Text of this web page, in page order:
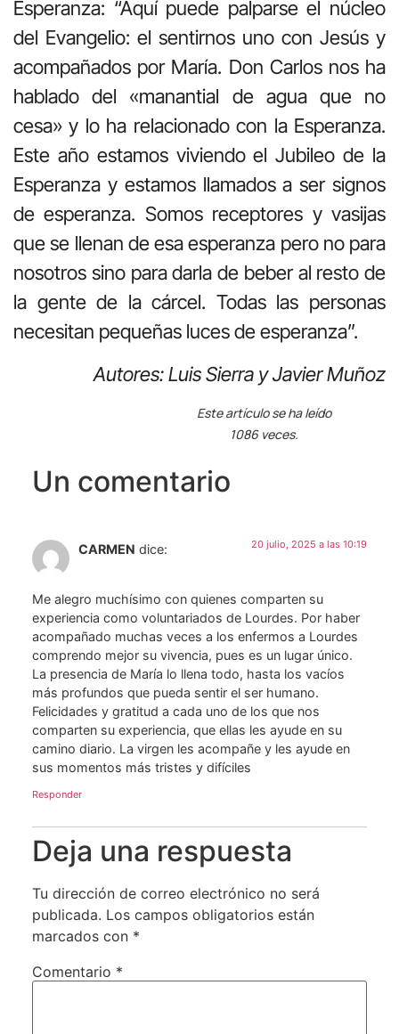
Esperanza: “Aquí puede palparse el núcleo
del Evangelio: el sentirnos uno con Jesús y
acompañados por María. Don Carlos nos ha
hablado del «manantial de agua que no
cesa» y lo ha relacionado con la Esperanza.
Este año estamos viviendo el Jubileo de la
Esperanza y estamos llamados a ser signos
de esperanza. Somos receptores y vasijas
que se llenan de esa esperanza pero no para
nosotros sino para darla de beber al resto de
la gente de la cárcel. Todas las personas
necesitan pequeñas luces de esperanza”.
Autores: Luis Sierra y Javier Muñoz
Este artículo se ha leído
1086 veces.
Un comentario
CARMEN dice: 20 julio, 2025 a las 10:19
Me alegro muchísimo con quienes comparten su
experiencia como voluntariados de Lourdes. Por haber
acompañado muchas veces a los enfermos a Lourdes
comprendo mejor su vivencia, pues es un lugar único.
La presencia de María lo llena todo, hasta los vacíos
más profundos que pueda sentir el ser humano.
Felicidades y gratitud a cada uno de los que nos
comparten su experiencia, que ellas les ayude en su
camino diario. La virgen les acompañe y les ayude en
sus momentos más tristes y difíciles
Responder
Deja una respuesta
Tu dirección de correo electrónico no será
publicada. Los campos obligatorios están
marcados con *
Comentario *